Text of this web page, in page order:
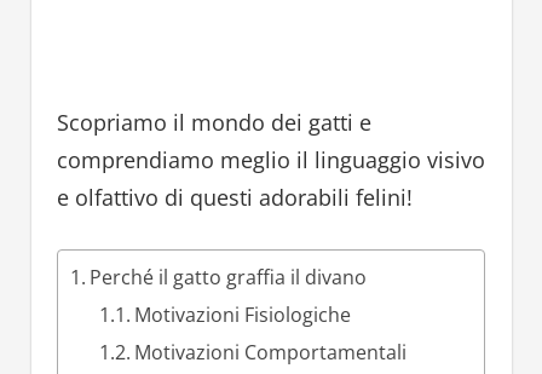
Scopriamo il mondo dei gatti e
comprendiamo meglio il linguaggio visivo
e olfattivo di questi adorabili felini!
Perché il gatto graffia il divano
Motivazioni Fisiologiche
Motivazioni Comportamentali